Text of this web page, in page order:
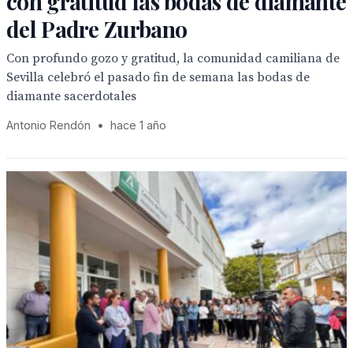
del Padre Zurbano
Con profundo gozo y gratitud, la comunidad camiliana de
Sevilla celebró el pasado fin de semana las bodas de
diamante sacerdotales
Antonio Rendón • hace 1 año